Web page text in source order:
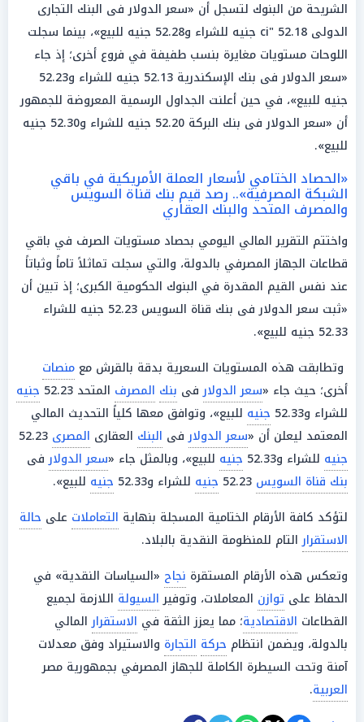
الشريحة من البنوك لتسجل أن «سعر الدولار فى البنك التجارى
الدولى ci" 52.18 جنيه للشراء و52.28 جنيه للبيع»، بينما سجلت
اللوحات مستويات مغايرة بنسب طفيفة في فروع أخرى؛ إذ جاء
«سعر الدولار فى بنك الإسكندرية 52.13 جنيه للشراء و52.23
جنيه للبيع»، في حين أعلنت الجداول الرسمية المعروضة للجمهور
أن «سعر الدولار فى بنك البركة 52.20 جنيه للشراء و52.30 جنيه
للبيع».
«الحصاد الختامي لأسعار العملة الأمريكية في باقي
الشبكة المصرفية».. رصد قيم بنك قناة السويس
والمصرف المتحد والبنك العقاري
واختتم التقرير المالي اليومي بحصاد مستويات الصرف في باقي
قطاعات الجهاز المصرفي بالدولة، والتي سجلت تماثلاً تاماً وثباتاً
عند نفس القيم المقدرة في البنوك الحكومية الكبرى؛ إذ تبين أن
«ثبت سعر الدولار فى بنك قناة السويس 52.23 جنيه للشراء
52.33 جنيه للبيع».
وتطابقت هذه المستويات السعرية بدقة بالقرش معمنصات
أخرى؛ حيث جاء «سعر الدولارفى بنك المصرف المتحد 52.23
جنيه
للشراء و52.33
جنيه للبيع»، وتوافق معها كلياً التحديث المالي
المعتمد ليعلن أن «سعر الدولارفى البنك العقارى المصرى
جنيه للشراء و52.33 جنيه للبيع»، وبالمثل جاء «سعر الدولارفى
بنك قناة السويس
جنيه للشراء و52.33 جنيه للبيع».
لتؤكد كافة الأرقام الختامية المسجلة بنهاية التعاملات على حالة
الاستقرارالتام للمنظومة النقدية بالبلاد.
وتعكس هذه الأرقام المستقرة نجاح «السياسات النقدية» في
الحفاظ على توازن المعاملات، وتوفيرالسيولة اللازمة لجميع
القطاعات الاقتصادية؛ مما يعزز الثقة في الاستقرارالمالي
بالدولة، ويضمن انتظام حركة التجارة والاستيراد وفق معدلات
آمنة وتحت السيطرة الكاملة للجهاز المصرفي بجمهورية مصر
العربية.